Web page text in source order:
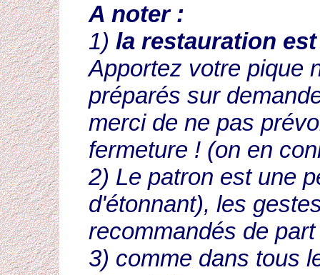
A noter :
1) la restauration
Apportez votre pique
préparés sur
merci de ne pas
fermeture ! (on en
2) Le patron est une
d'étonnant), les
recommandés de
3) comme dans tous